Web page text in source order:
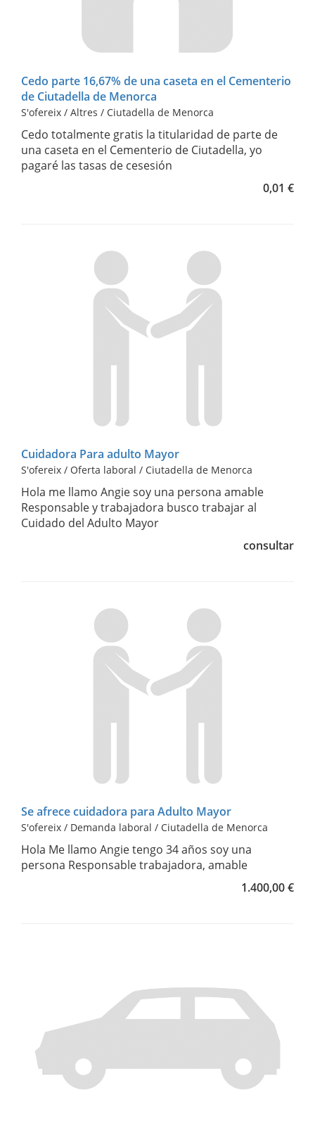
Cedo parte 16,67% de una caseta en el Cementerio
de Ciutadella de Menorca
S'ofereix / Altres / Ciutadella de Menorca
Cedo totalmente gratis la titularidad de parte de
una caseta en el Cementerio de Ciutadella, yo
pagaré las tasas de cesesión
0,01 €
Cuidadora Para adulto Mayor
S'ofereix / Oferta laboral / Ciutadella de Menorca
Hola me llamo Angie soy una persona amable
Responsable y trabajadora busco trabajar al
Cuidado del Adulto Mayor
consultar
Se afrece cuidadora para Adulto Mayor
S'ofereix / Demanda laboral / Ciutadella de Menorca
Hola Me llamo Angie tengo 34 años soy una
persona Responsable trabajadora, amable
1.400,00 €